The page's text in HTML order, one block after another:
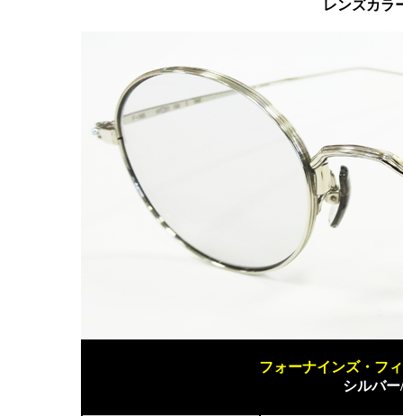
レンズカラ
フォーナインズ・フ
シルバ